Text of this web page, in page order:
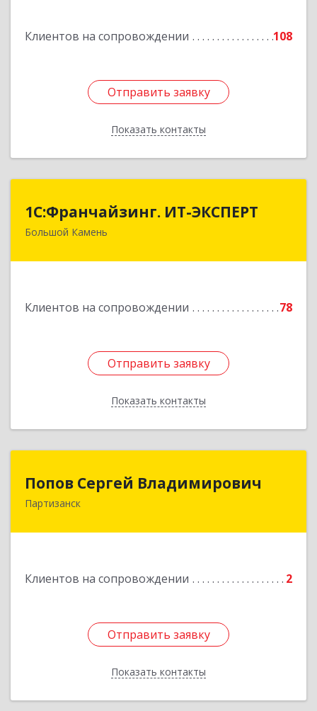
Клиентов на сопровождении 108
Отправить заявку
Показать контакты
Отправить заявку
Назад
1С:Франчайзинг. ИТ-ЭКСПЕРТ
Большой Камень
Клиентов на сопровождении 78
Отправить заявку
Показать контакты
1С:Франчайзинг. ИТ-ЭКСПЕРТ
692806, Приморский край, Большой Камень г,
Отправить заявку
Назад
Попов Сергей Владимирович
Партизанск
Клиентов на сопровождении 2
Отправить заявку
Показать контакты
Попов Сергей Владимирович
692922, Приморский край, г. Находка, ул.
Отправить заявку
Назад